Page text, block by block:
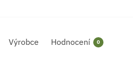
Výrobce Hodnocení 0